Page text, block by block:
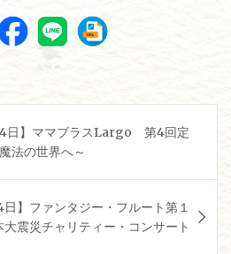
日】ママブラスLargo 第4回定
法の世界へ～
】ファンタジー・フルート第１
大震災チャリティー・コンサート